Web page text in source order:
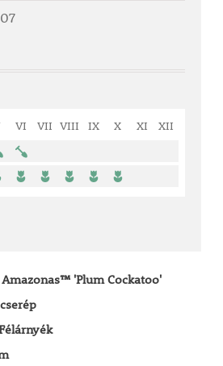
VI VII VIII IX X XI XII
'Plum Cockatoo'